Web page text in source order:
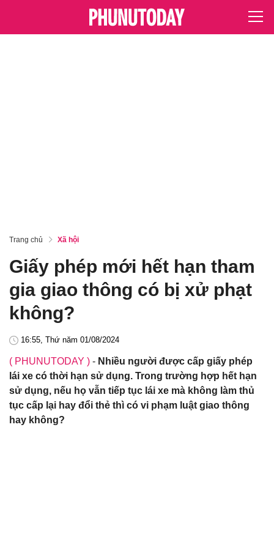
Trang chủ Xã hội
Giấy phép mới hết hạn tham
gia giao thông có bị xử phạt
không?
16:55, Thứ năm 01/08/2024
( PHUNUTODAY ) - Nhiều người được cấp giấy phép
lái xe có thời hạn sử dụng. Trong trường hợp hết hạn
sử dụng, nếu họ vẫn tiếp tục lái xe mà không làm thủ
tục cấp lại hay đổi thẻ thì có vi phạm luật giao thông
hay không?